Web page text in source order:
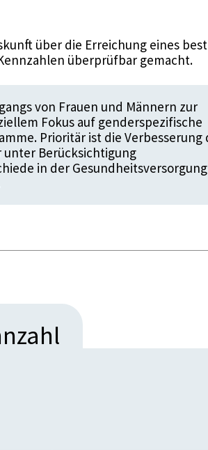
über die Erreichung eines
überprüfbar gemacht.
von Frauen und Männern zur
Fokus auf genderspezifische
Prioritär ist die Verbesserung
unter Berücksichtigung
in der Gesundheitsversorgung